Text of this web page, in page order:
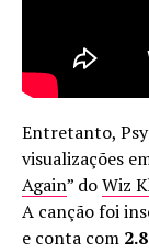
Entretanto,
visualizações
Again” doWiz
A canção foi
e conta com